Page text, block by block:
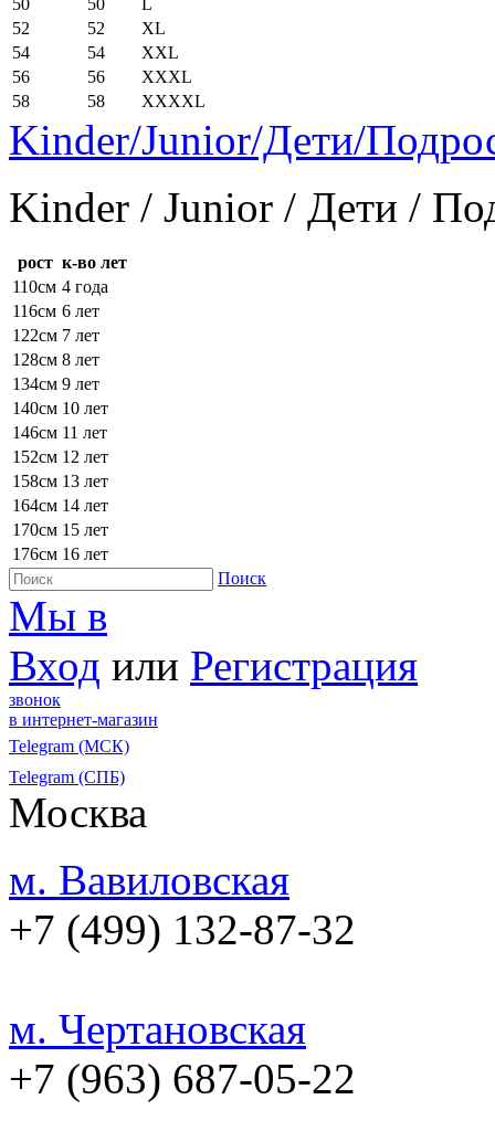
50
50
L
52
52
XL
54
54
XXL
56
56
XXXL
58
58 XXXXL
Kinder/Junior/Дети/
Kinder / Junior / Дети /
рост к-во лет
110см 4 года
116см 6 лет
122см 7 лет
128см 8 лет
134см 9 лет
140см 10 лет
146см 11 лет
152см 12 лет
158см 13 лет
164см 14 лет
170см 15 лет
176см 16 лет
Поиск
Мы в
Вход или Регистрация
звонок
в интернет-магазин
Telegram (МСК)
Telegram (СПБ)
Москва
м. Вавиловская
+7 (499) 132-87-32
м. Чертановская
+7 (963) 687-05-22